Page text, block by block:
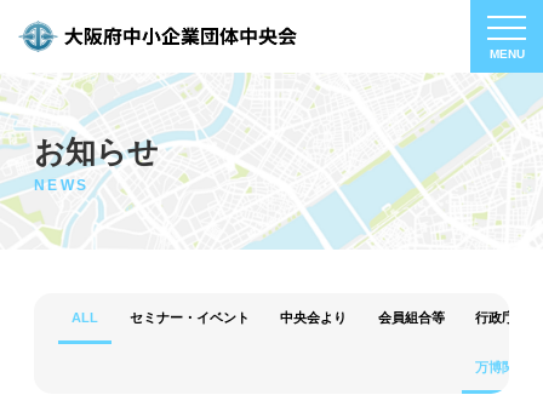
お知らせ
NEWS
ALL セミナー・イベント 中央会より 会員組合等 行政庁・
万博関連